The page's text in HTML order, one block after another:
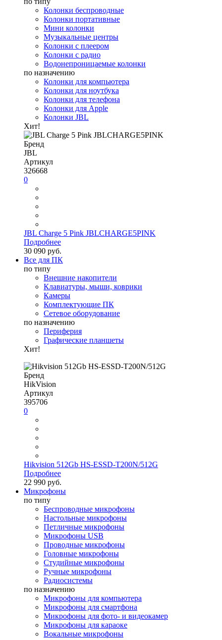
Колонки беспроводные
Колонки портативные
Мини колонки
Музыкальные центры
Колонки с плеером
Колонки с радио
Водонепроницаемые колонки
по назначению
Колонки для компьютера
Колонки для ноутбука
Колонки для телефона
Колонки для Apple
Колонки JBL
Хит!
Бренд
JBL
Артикул
326668
0
JBL Charge 5 Pink JBLCHARGE5PINK
Подробнее
30 090 руб.
Все для ПК
по типу
Внешние накопители
Клавиатуры, мыши, коврики
Камеры
Комплектующие ПК
Сетевое оборудование
по назначению
Периферия
Графические планшеты
Хит!
Бренд
HikVision
Артикул
395706
0
Hikvision 512Gb HS-ESSD-T200N/512G
Подробнее
22 990 руб.
Микрофоны
по типу
Беспроводные микрофоны
Настольные микрофоны
Петличные микрофоны
Микрофоны USB
Проводные микрофоны
Головные микрофоны
Студийные микрофоны
Ручные микрофоны
Радиосистемы
по назначению
Микрофоны для компьютера
Микрофоны для смартфона
Микрофоны для фото- и видеокамер
Микрофоны для караоке
Вокальные микрофоны